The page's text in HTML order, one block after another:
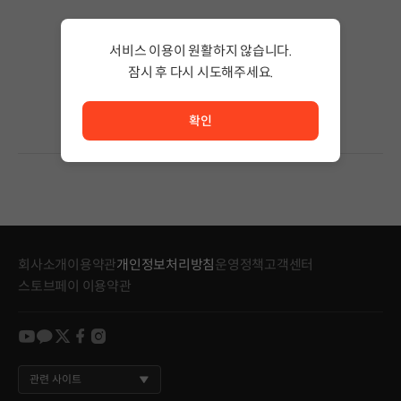
검색어의 단어 수를 줄이거나 필터조건을 변경하세요.
회사소개이용약관개인정보처리방침 운영정책고객센터
스토브페이 이용약관
youtube
kakao
twitter
facebook
instagram
관련 사이트
서비스 이용이 원활하지 않습니다.
잠시 후 다시 시도해주세요.
확인